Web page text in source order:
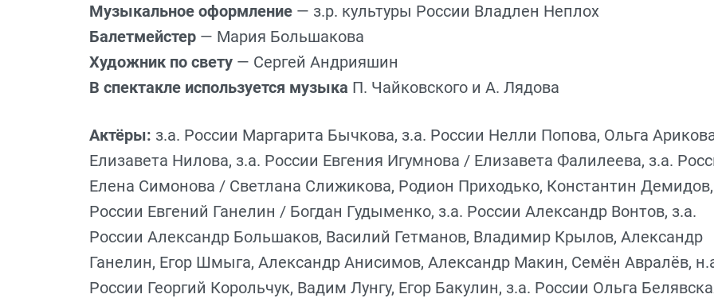
Музыкальное оформление — з.р. культуры России Владлен Неплох
Балетмейстер — Мария Большакова
Художник по свету — Сергей Андрияшин
В спектакле используется музыка П. Чайковского и А. Лядова
Актёры: з.а. России Маргарита Бычкова, з.а. России Нелли Попова, Ольга
Елизавета Нилова, з.а. России Евгения Игумнова / Елизавета Фалилеева, з.а.
Елена Симонова / Светлана Слижикова, Родион Приходько, Константин Демидов,
России Евгений Ганелин / Богдан Гудыменко, з.а. России Александр Вонтов, з.а.
России Александр Большаков, Василий Гетманов, Владимир Крылов, Александр
Ганелин, Егор Шмыга, Александр Анисимов, Александр Макин, Семён Авралёв,
России Георгий Корольчук, Вадим Лунгу, Егор Бакулин, з.а. России Ольга